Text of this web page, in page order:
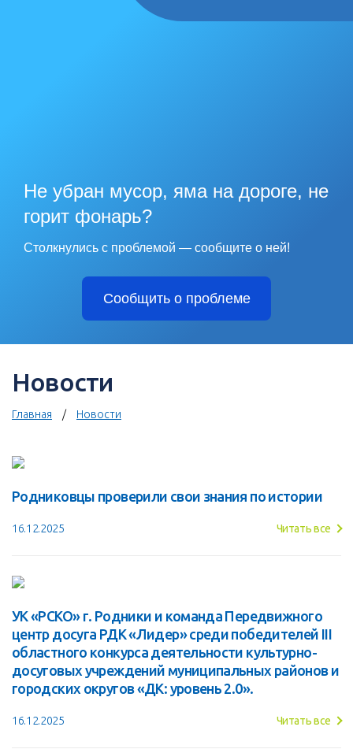
Не убран мусор, яма на дороге, не
горит фонарь?
Столкнулись с проблемой — сообщите о ней!
Сообщить о проблеме
Новости
Главная Новости
Родниковцы проверили свои знания по истории
16.12.2025 Читать все
УК «РСКО» г. Родники и команда Передвижного
центр досуга РДК «Лидер» среди победителей III
областного конкурса деятельности культурно-
досуговых учреждений муниципальных районов и
городских округов «ДК: уровень 2.0».
16.12.2025 Читать все